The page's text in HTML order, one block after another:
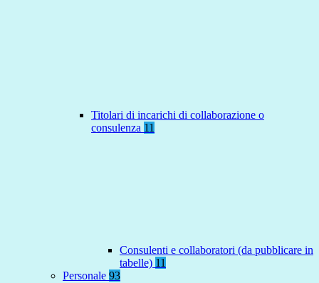
Titolari di incarichi di collaborazione o
consulenza 11
Consulenti e collaboratori (da pubblicare in
tabelle) 11
Personale 93